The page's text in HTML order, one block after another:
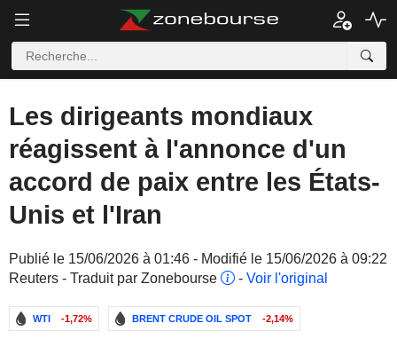
Les dirigeants mondiaux
réagissent à l'annonce d'un
accord de paix entre les États-
Unis et l'Iran
Publié le 15/06/2026 à 01:46 - Modifié le 15/06/2026 à 09:22
Reuters - Traduit par Zonebourse
- Voir l'original
WTI -1,72% BRENT CRUDE OIL SPOT -2,14%